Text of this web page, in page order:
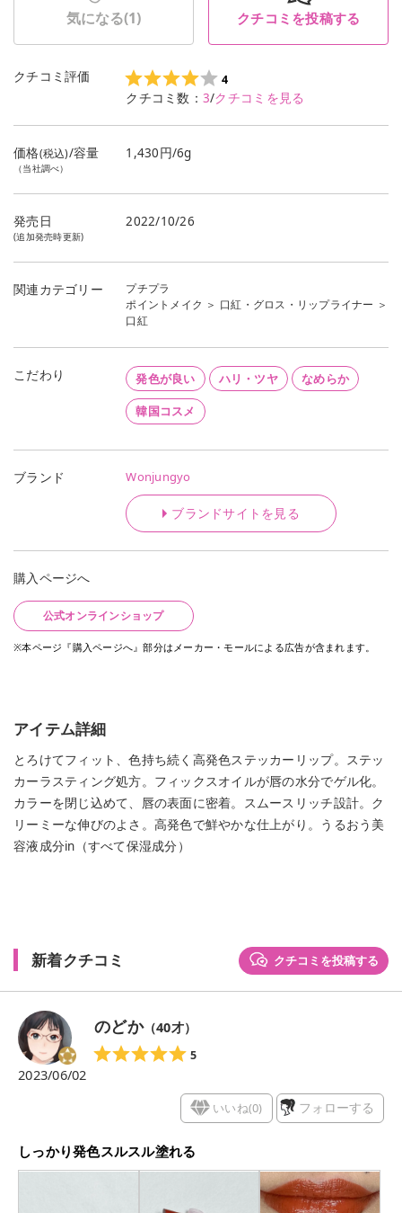
気になる(1) クチコミを投稿する
クチコミ評価 4
クチコミ数： 3/クチコミを見る
価格(税込)/容量
（当社調べ）
1,430円/6g
発売日
(追加発売時更新)
2022/10/26
関連カテゴリー
プチプラ
ポイントメイク ＞ 口紅・グロス・リップライナー ＞
口紅
こだわり 発色が良い ハリ・ツヤ なめらか
韓国コスメ
ブランド Wonjungyo
ブランドサイトを見る
購入ページへ
公式オンラインショップ
※本ページ『購入ページへ』部分はメーカー・モールによる広告が含まれます。
アイテム詳細
とろけてフィット、色持ち続く高発色ステッカーリップ。ステッ
カーラスティング処方。フィックスオイルが唇の水分でゲル化。
カラーを閉じ込めて、唇の表面に密着。スムースリッチ設計。ク
リーミーな伸びのよさ。高発色で鮮やかな仕上がり。うるおう美
容液成分in（すべて保湿成分）
新着クチコミ クチコミを投稿する
のどか（40才）
5
2023/06/02
いいね(0) フォローする
しっかり発色スルスル塗れる